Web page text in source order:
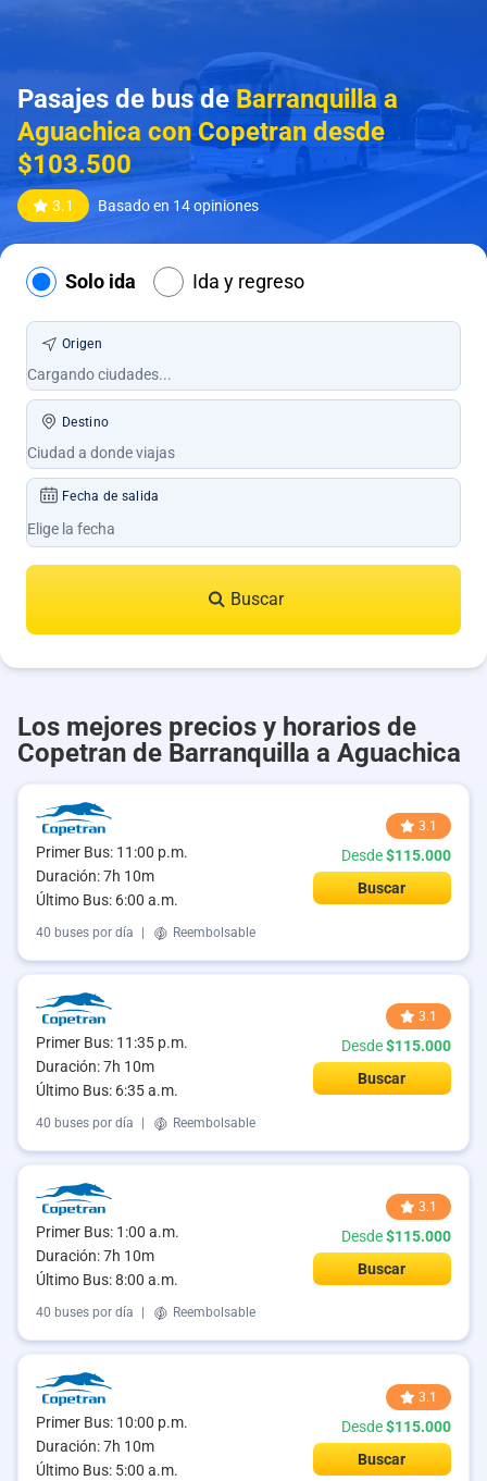
Pasajes de bus de Barranquilla a
Aguachica con Copetran desde
$103.500
3.1 Basado en 14 opiniones
Solo ida Ida y regreso
Origen
Destino
Fecha de salida
Buscar
Los mejores precios y horarios de
Copetran de Barranquilla a Aguachica
Primer Bus: 11:00 p.m.
Duración: 7h 10m
Último Bus: 6:00 a.m.
3.1
Desde$115.000
Buscar
40 buses por día Reembolsable
Primer Bus: 11:35 p.m.
Duración: 7h 10m
Último Bus: 6:35 a.m.
3.1
Desde$115.000
Buscar
40 buses por día | Reembolsable
Primer Bus: 1:00 a.m.
Duración: 7h 10m
Último Bus: 8:00 a.m.
3.1
Desde$115.000
Buscar
40 buses por día Reembolsable
Primer Bus: 10:00 p.m.
Duración: 7h 10m
Último Bus: 5:00 a.m.
3.1
Desde$115.000
Buscar